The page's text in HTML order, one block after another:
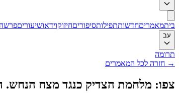
ביתמאמריםחדשותתפילותסיפוריםחיזוקוידאושיעורים
עב
תרומה
→ חזרה לכל המאמרים
צפו: מלחמת הצדיק כנגד מצח הנחש.